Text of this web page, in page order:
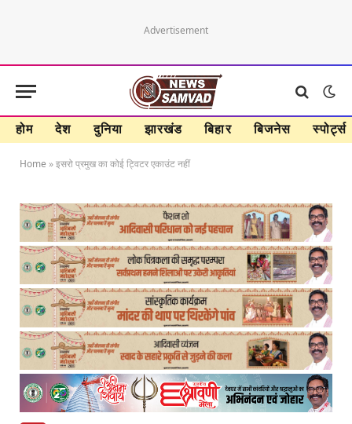
Advertisement
होम देश दुनिया झारखंड बिहार बिजनेस स्पोर्ट्स
Home »इसरो प्रमुख का कोई ट्विटर एकाउंट नहीं